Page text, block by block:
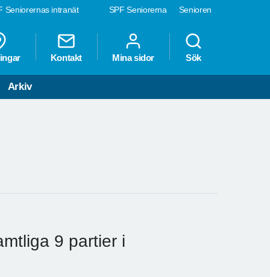
SPF Seniorerna Senioren
Seniorernas intranät
Kontakt Mina sidor Sök
Arkiv
9 partier i